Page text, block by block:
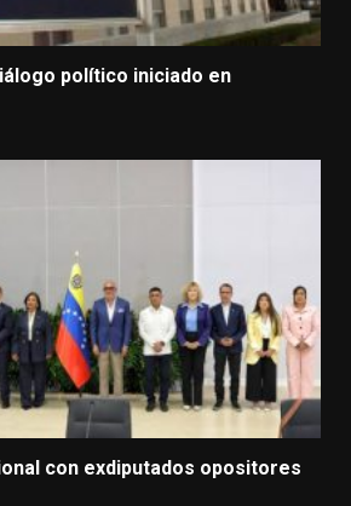
político iniciado en
con exdiputados opositores